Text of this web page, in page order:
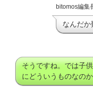
bitomos編集
なんだか
そうですね。では子
にどういうものなの